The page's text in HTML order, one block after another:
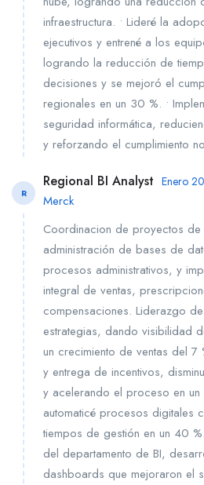
infraestructura. • Lideré la
ejecutivos y entrené a los
logrando la reducción de
decisiones y se mejoró el
regionales en un 30 %. •
seguridad informática,
y reforzando el cumplimiento
R
Regional BI Analyst Enero
Merck
Coordinacion de proyectos de
administración de bases de
procesos administrativos, y
integral de ventas,
compensaciones. Liderazgo
estrategias, dando visibilidad
un crecimiento de ventas del 7
y entrega de incentivos,
y acelerando el proceso en un
automaticé procesos digitales
tiempos de gestión en un 40
del departamento de BI,
dashboards que mejoraron el